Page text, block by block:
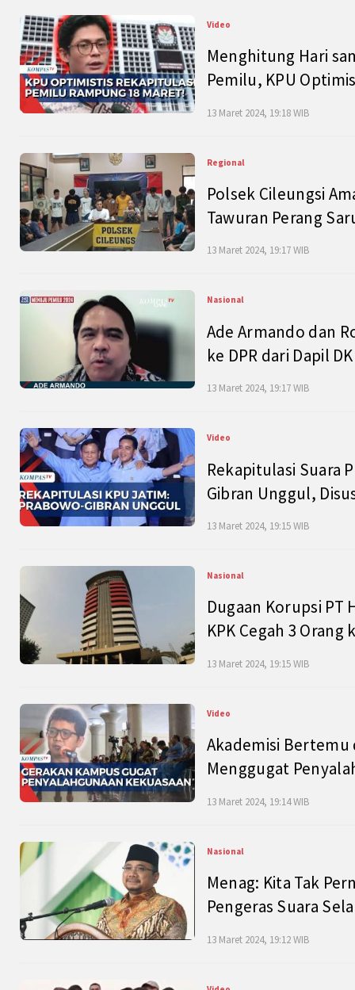
Video
Menghitung Hari
Pemilu, KPU
13 Maret 2024, 19:18 WIB
Regional
Polsek Cileungsi
Tawuran Perang
13 Maret 2024, 19:17 WIB
Nasional
Ade Armando dan
ke DPR dari Dapil
13 Maret 2024, 19:17 WIB
Video
Rekapitulasi Suara
Gibran Unggul,
13 Maret 2024, 19:15 WIB
Nasional
Dugaan Korupsi PT
KPK Cegah 3 Orang
13 Maret 2024, 19:15 WIB
Video
Akademisi Bertemu
Menggugat
13 Maret 2024, 19:14 WIB
Nasional
Menag: Kita Tak
Pengeras Suara
13 Maret 2024, 19:12 WIB